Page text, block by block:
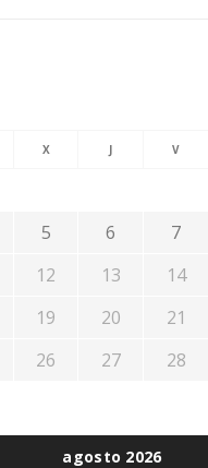
agosto 2026
X J V
5 6 7
12 13 14
19 20 21
26 27 28